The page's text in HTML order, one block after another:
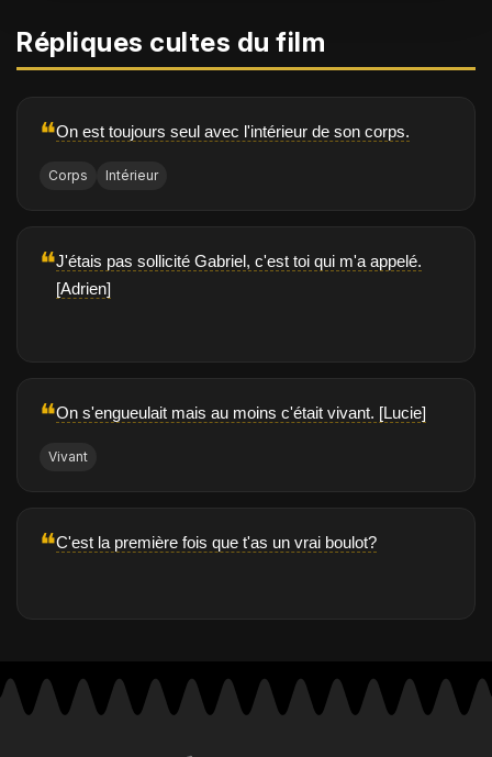
Répliques cultes du film
❝On est toujours seul avec l'intérieur de son corps.
Corps Intérieur
❝J'étais pas sollicité Gabriel, c'est toi qui m'a appelé.
[Adrien]
❝On s'engueulait mais au moins c'était vivant. [Lucie]
Vivant
❝C'est la première fois que t'as un vrai boulot?